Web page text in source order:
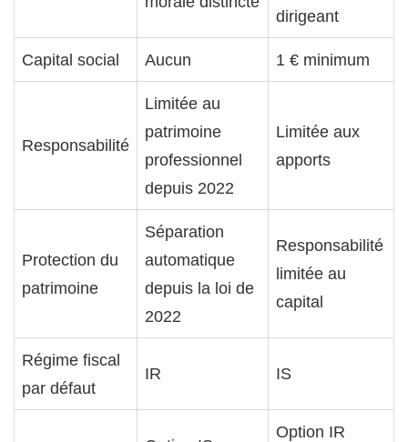
dirigeant
Capital social Aucun 1 € minimum
Responsabilité
Limitée au
patrimoine
professionnel
depuis 2022
Limitée aux
apports
Protection du
patrimoine
Séparation
automatique
depuis la loi de
2022
Responsabilité
limitée au
capital
Régime fiscal
par défaut
IR IS
Option IR